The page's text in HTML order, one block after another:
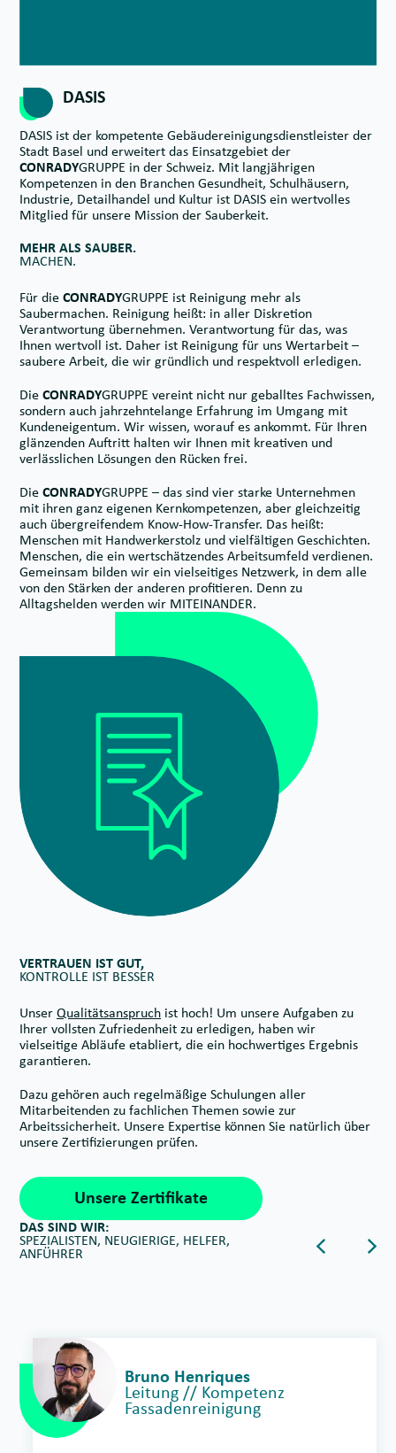
DASIS
DASIS ist der kompetente Gebäudereinigungsdienstleister der
Stadt Basel und erweitert das Einsatzgebiet der
CONRADYGRUPPE in der Schweiz. Mit langjährigen
Kompetenzen in den Branchen Gesundheit, Schulhäusern,
Industrie, Detailhandel und Kultur ist DASIS ein wertvolles
Mitglied für unsere Mission der Sauberkeit.
MEHR ALS SAUBER.
MACHEN.
Für die CONRADYGRUPPE ist Reinigung mehr als
Saubermachen. Reinigung heißt: in aller Diskretion
Verantwortung übernehmen. Verantwortung für das, was
Ihnen wertvoll ist. Daher ist Reinigung für uns Wertarbeit –
saubere Arbeit, die wir gründlich und respektvoll erledigen.
Die CONRADYGRUPPE vereint nicht nur geballtes Fachwissen,
sondern auch jahrzehntelange Erfahrung im Umgang mit
Kundeneigentum. Wir wissen, worauf es ankommt. Für Ihren
glänzenden Auftritt halten wir Ihnen mit kreativen und
verlässlichen Lösungen den Rücken frei.
Die CONRADYGRUPPE – das sind vier starke Unternehmen
mit ihren ganz eigenen Kernkompetenzen, aber gleichzeitig
auch übergreifendem Know-How-Transfer. Das heißt:
Menschen mit Handwerkerstolz und vielfältigen Geschichten.
Menschen, die ein wertschätzendes Arbeitsumfeld verdienen.
Gemeinsam bilden wir ein vielseitiges Netzwerk, in dem alle
von den Stärken der anderen profitieren. Denn zu
Alltagshelden werden wir MITEINANDER.
VERTRAUEN IST GUT,
KONTROLLE IST BESSER
Unser Qualitätsanspruch ist hoch! Um unsere Aufgaben zu
Ihrer vollsten Zufriedenheit zu erledigen, haben wir
vielseitige Abläufe etabliert, die ein hochwertiges Ergebnis
garantieren.
Dazu gehören auch regelmäßige Schulungen aller
Mitarbeitenden zu fachlichen Themen sowie zur
Arbeitssicherheit. Unsere Expertise können Sie natürlich über
unsere Zertifizierungen prüfen.
Unsere Zertifikate
DAS SIND WIR:
SPEZIALISTEN, NEUGIERIGE, HELFER,
ANFÜHRER Dieser
Bruno Henriques
Leitung // Kompetenz
Fassadenreinigung